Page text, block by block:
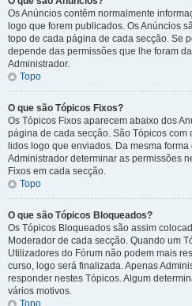
Os Anúncios contêm normalmente
logo que forem publicados. Os Anúncios
topo de cada página de cada secção. Se
depende das permissões que lhe foram
Administrador.
Topo
O que são Tópicos Fixos?
Os Tópicos Fixos aparecem abaixo dos
página de cada secção. São Tópicos
lidos logo que enviados. Da mesma
Administrador determinar as permissões
Fixos em cada secção.
Topo
O que são Tópicos Bloqueados?
Os Tópicos Bloqueados são assim
Moderador de cada secção. Quando um
Utilizadores do Fórum não podem mais
curso, logo será finalizada. Apenas
responder nestes Tópicos. Algum
vários motivos.
Topo